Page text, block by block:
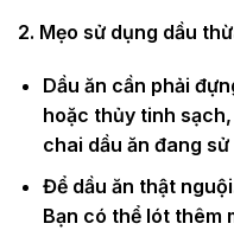
2. Mẹo sử dụng dầu
Dầu ăn cần phải
hoặc thủy tinh
chai dầu ăn đang sử
Để dầu ăn thật
Bạn có thể lót thêm